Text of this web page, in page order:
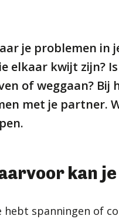
je problemen in
elkaar kwijt zijn?
of weggaan? Bij
met je partner.
kan
hebt spanningen of